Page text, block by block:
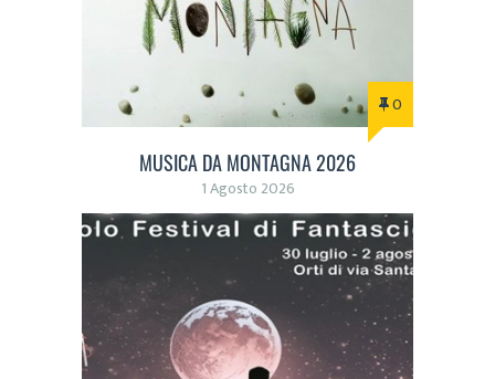
0
MUSICA DA MONTAGNA 2026
1 Agosto 2026